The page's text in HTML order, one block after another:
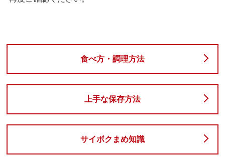
食べ方・調理方法
上手な保存方法
サイボクまめ知識